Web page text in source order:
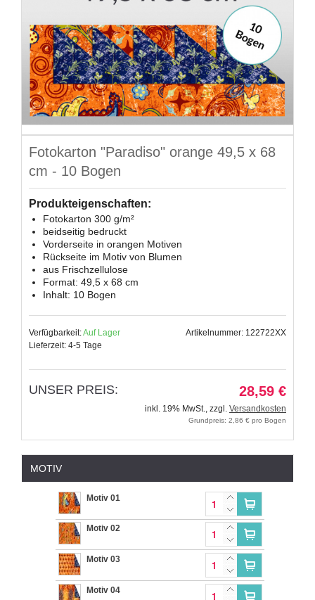
Fotokarton "Paradiso" orange 49,5 x 68
cm - 10 Bogen
Produkteigenschaften:
Fotokarton 300 g/m²
beidseitig bedruckt
Vorderseite in orangen Motiven
Rückseite im Motiv von Blumen
aus Frischzellulose
Format: 49,5 x 68 cm
Inhalt: 10 Bogen
Verfügbarkeit:Auf Lager
Lieferzeit: 4-5 Tage
Artikelnummer: 122722XX
UNSER PREIS: 28,59 €
inkl. 19% MwSt., zzgl. Versandkosten
Grundpreis: 2,86 € pro Bogen
MOTIV
Motiv 01
Motiv 02
Motiv 03
Motiv 04